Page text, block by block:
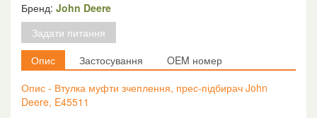
прес-
підбирач
John
Deere,
E45511
Бренд: John Deere
Задати питання
Опис
Застосування
OEM номер
Опис - Втулка муфти зчеплення, прес-підбирач John
Deere, E45511